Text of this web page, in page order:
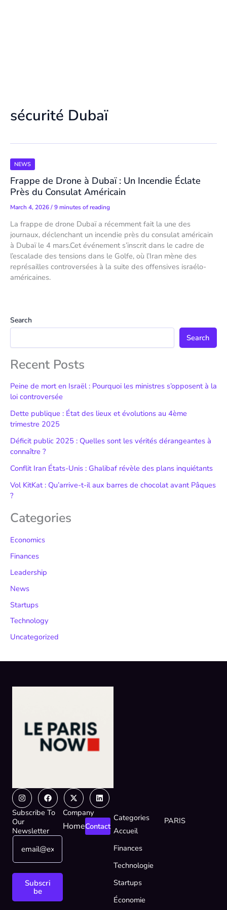
sécurité Dubaï
NEWS
Frappe de Drone à Dubaï : Un Incendie Éclate
Près du Consulat Américain
March 4, 2026/9 minutes of reading
La frappe de drone Dubaï a récemment fait la une des
journaux, déclenchant un incendie près du consulat américain
à Dubaï le 4 mars.Cet événement s’inscrit dans le cadre de
l’escalade des tensions dans le Golfe, où l’Iran mène des
représailles controversées à la suite des offensives israélo-
américaines.
Search
Search
Recent Posts
Peine de mort en Israël : Pourquoi les ministres s’opposent à la
loi controversée
Dette publique : État des lieux et évolutions au 4ème
trimestre 2025
Déficit public 2025 : Quelles sont les vérités dérangeantes à
connaître ?
Conflit Iran États-Unis : Ghalibaf révèle des plans inquiétants
Vol KitKat : Qu’arrive-t-il aux barres de chocolat avant Pâques
?
Categories
Economics
Finances
Leadership
News
Startups
Technology
Uncategorized
InstagramFacebook
X-
twitter
Linkedin
Subscribe To
Our
Newsletter
E
a
i
*
E
a
Subscri
be
Company
HomeContact
Categories
Accueil
Finances
Technologie
Startups
Économie
PARIS